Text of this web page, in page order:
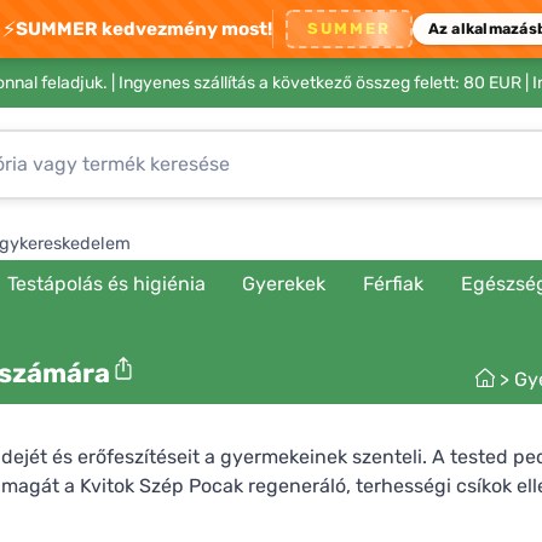
⚡SUMMER kedvezmény most! SUMMER Az
feladjuk. | Ingyenes szállítás a következő összeg felett: 80 EUR |
Testápolás és higiénia Gyerekek Férfiak
>
és erőfeszítéseit a gyermekeinek szenteli. A tested
a Kvitok Szép Pocak regeneráló, terhességi csíkok